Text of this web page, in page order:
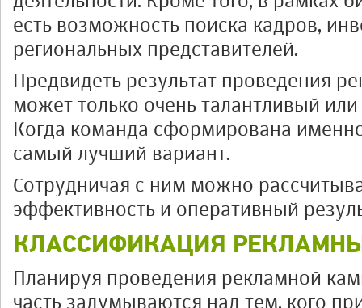
есть возможность поиска кадров,
региональных представителей.
Предвидеть результат проведения
может только очень талантливый
Когда команда сформирована
самый лучший вариант.
Сотрудничая с ним можно
эффективность и оперативный
КЛАССИФИКАЦИЯ
Планируя проведения рекламной
часть задумываются над тем, кого